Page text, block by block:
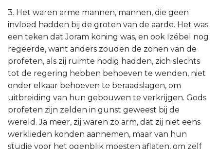
3. Het waren arme mannen, mannen, die geen
invloed hadden bij de groten van de aarde. Het was
een teken dat Joram koning was, en ook Izébel nog
regeerde, want anders zouden de zonen van de
profeten, als zij ruimte nodig hadden, zich slechts
tot de regering hebben behoeven te wenden, niet
onder elkaar behoeven te beraadslagen, om
uitbreiding van hun gebouwen te verkrijgen. Gods
profeten zijn zelden in gunst geweest bij de
wereld. Ja meer, zij waren zo arm, dat zij niet eens
werklieden konden aannemen, maar van hun
studie voor het ogenblik moesten aflaten, om zelf